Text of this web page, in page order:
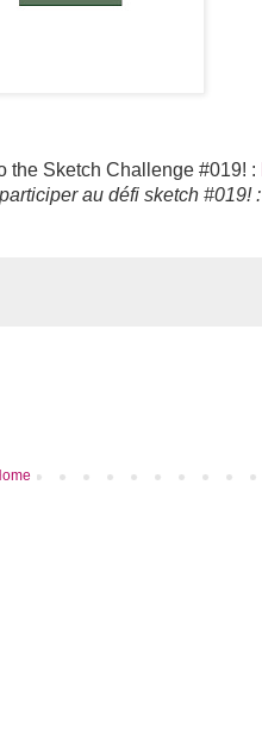
the Sketch Challenge #019! :
au défi sketch #019! :